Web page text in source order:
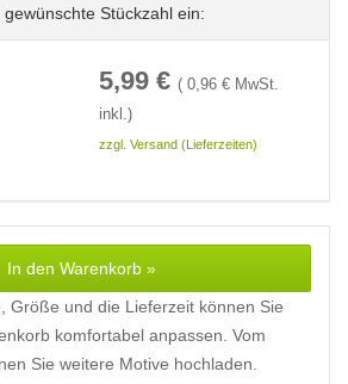
Stückzahl ein:
5,99 € ( 0,96 € MwSt.
inkl.)
zzgl. Versand (Lieferzeiten)
In den Warenkorb »
Größe und die Lieferzeit können Sie
komfortabel anpassen. Vom
Sie weitere Motive hochladen.